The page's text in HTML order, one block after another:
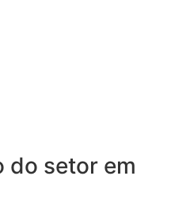
do setor em